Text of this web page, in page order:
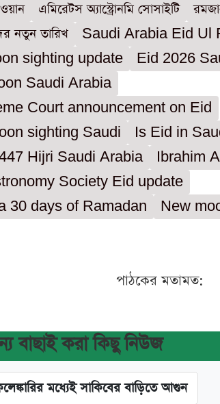
এমিরেটস অ্যাস্ট্রোনমি সোসাইটি
নতুন তারিখ
Saudi Arabia Eid Ul
sighting update
Eid 2026
Saudi Arabia
Court announcement on Eid
sighting Saudi
Is Eid in
Hijri Saudi Arabia
Ibrahim
Society Eid update
30 days of Ramadan
New
পাঠকের মতামত:
বাছাই করা কিছু নিউজ
মধ্যেই সাকিবের বাড়িতে আগুন